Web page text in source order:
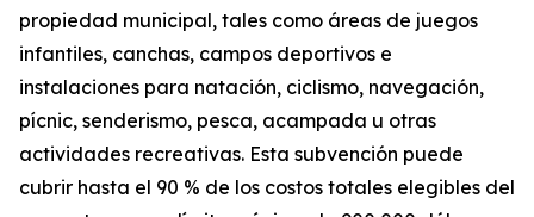
propiedad municipal, tales como áreas de juegos
infantiles, canchas, campos deportivos e
instalaciones para natación, ciclismo, navegación,
pícnic, senderismo, pesca, acampada u otras
actividades recreativas. Esta subvención puede
cubrir hasta el 90 % de los costos totales elegibles del